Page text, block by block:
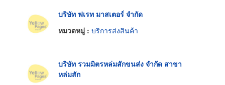
บริษัท ฟเรท มาสเตอร์ จำกัด
หมวดหมู่ : บริการส่งสินค้า
บริษัท รวมมิตรหล่มสักขนส่ง จำกัด สาขา
หล่มสัก